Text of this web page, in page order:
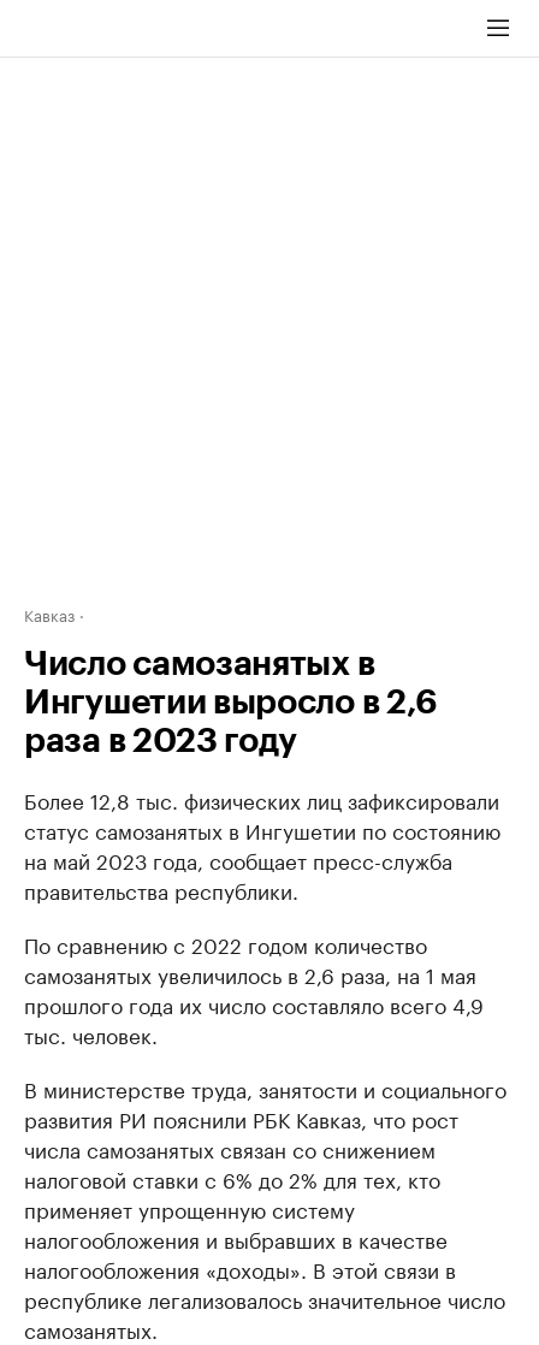
Кавказ
Число самозанятых в
Ингушетии выросло в 2,6
раза в 2023 году
Более 12,8 тыс. физических лиц зафиксировали
статус самозанятых в Ингушетии по состоянию
на май 2023 года, сообщает пресс-служба
правительства республики.
По сравнению с 2022 годом количество
самозанятых увеличилось в 2,6 раза, на 1 мая
прошлого года их число составляло всего 4,9
тыс. человек.
В министерстве труда, занятости и социального
развития РИ пояснили РБК Кавказ, что рост
числа самозанятых связан со снижением
налоговой ставки с 6% до 2% для тех, кто
применяет упрощенную систему
налогообложения и выбравших в качестве
налогообложения «доходы». В этой связи в
республике легализовалось значительное число
самозанятых.